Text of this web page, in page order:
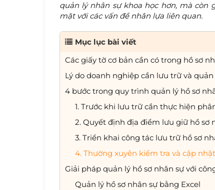
quản lý nhân sự khoa học hơn, mà
mặt với các vấn đề nhân lựa liên quan.
Mục lục bài viết
Các giấy tờ cơ bản cần có trong hồ sơ
Lý do doanh nghiệp cần lưu trữ và quản
4 bước trong quy trình quản lý hồ sơ
1. Trước khi lưu trữ cần thực hiện
2. Quyết định địa điểm lưu giữ hồ sơ
3. Triển khai công tác lưu trữ hồ sơ
4. Thường xuyên kiểm tra và cập
Giải pháp quản lý hồ sơ nhân sự với
Quản lý hồ sơ nhân sự bằng Excel